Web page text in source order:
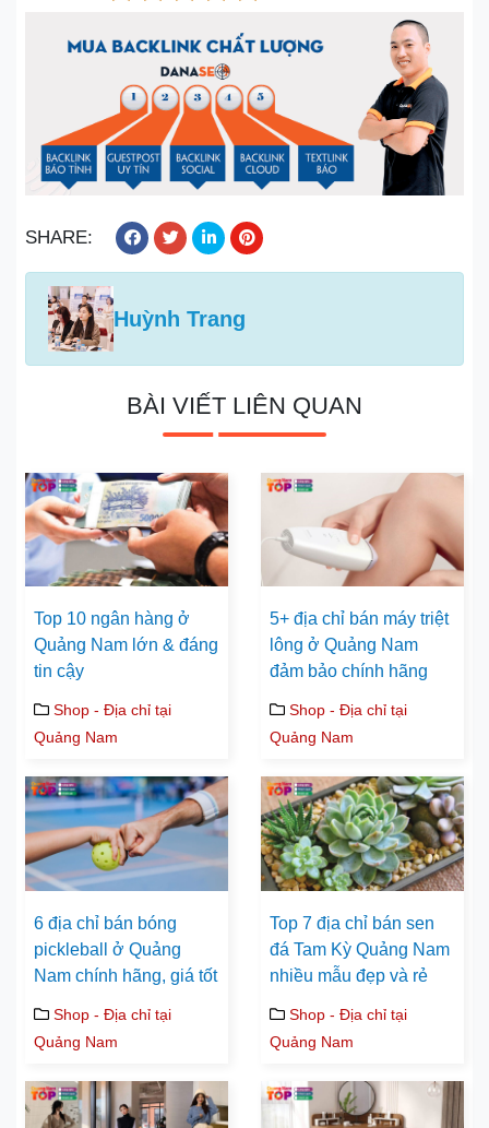
SHARE:
Huỳnh Trang
BÀI VIẾT LIÊN QUAN
Top 10 ngân hàng ở
Quảng Nam lớn & đáng
tin cậy
Shop - Địa chỉ tại
Quảng Nam
5+ địa chỉ bán máy triệt
lông ở Quảng Nam
đảm bảo chính hãng
Shop - Địa chỉ tại
Quảng Nam
6 địa chỉ bán bóng
pickleball ở Quảng
Nam chính hãng, giá tốt
Shop - Địa chỉ tại
Quảng Nam
Top 7 địa chỉ bán sen
đá Tam Kỳ Quảng Nam
nhiều mẫu đẹp và rẻ
Shop - Địa chỉ tại
Quảng Nam